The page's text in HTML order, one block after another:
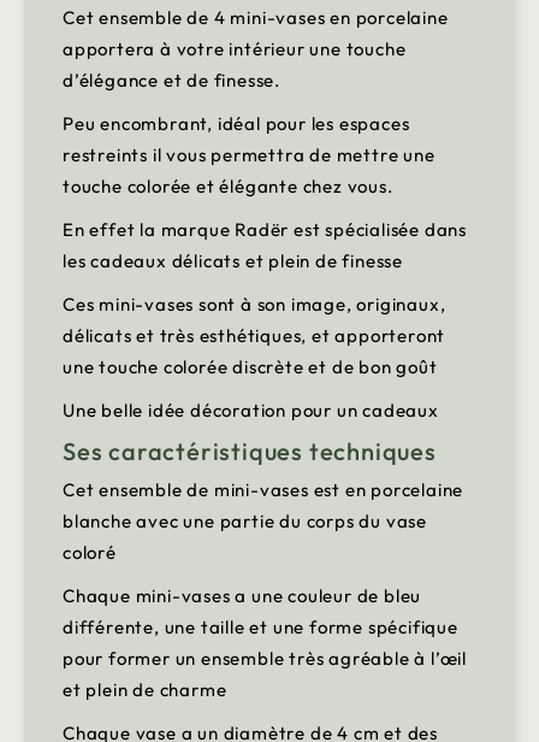
Cet ensemble de 4 mini-vases en porcelaine
apportera à votre intérieur une touche
d’élégance et de finesse.
Peu encombrant, idéal pour les espaces
restreints il vous permettra de mettre une
touche colorée et élégante chez vous.
En effet la marque Radër est spécialisée dans
les cadeaux délicats et plein de finesse
Ces mini-vases sont à son image, originaux,
délicats et très esthétiques, et apporteront
une touche colorée discrète et de bon goût
Une belle idée décoration pour un cadeaux
Ses caractéristiques techniques
Cet ensemble de mini-vases est en porcelaine
blanche avec une partie du corps du vase
coloré
Chaque mini-vases a une couleur de bleu
différente, une taille et une forme spécifique
pour former un ensemble très agréable à l’œil
et plein de charme
Chaque vase a un diamètre de 4 cm et des